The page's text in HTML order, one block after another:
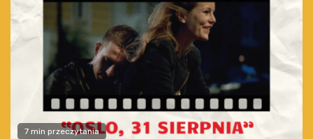
7 min przeczytania